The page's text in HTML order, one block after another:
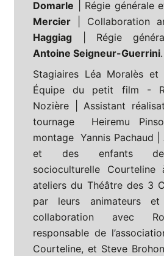
Domarle | Régie générale
Mercier | Collaboration
Haggiag | Régie
Antoine Seigneur-Guerrini.
Stagiaires Léa Moralès et
Équipe du petit film -
Nozière | Assistant
tournage Heiremu
montage Yannis Pachaud |
et des enfants de
socioculturelle
ateliers du Théâtre des 3
par leurs animateurs
collaboration avec
responsable de
Courteline, et Steve